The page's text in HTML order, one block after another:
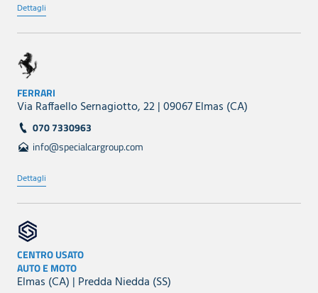
Dettagli
FERRARI
Via Raffaello Sernagiotto, 22 | 09067 Elmas (CA)
070 7330963
info@specialcargroup.com
Dettagli
CENTRO USATO
AUTO E MOTO
Elmas (CA) | Predda Niedda (SS)